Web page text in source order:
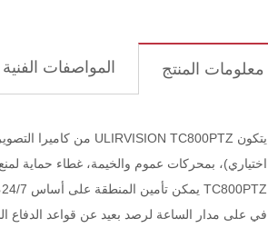
معلومات المنتج المواصفات الفنية
اختياري)، بمحركات عموم والخيمة، غطاء حماية
في على مدار الساعة لرصد بعيد عن قواعد الدفاع